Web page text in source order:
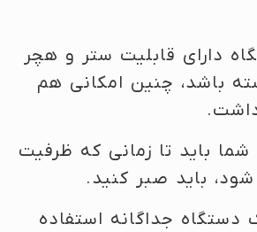
دارای قابلیت ستر و هچر
باشد، چنین امکانی هم
باید تا زمانی که ظرفیت
باید صبر کنید.
دستگاه جداگانه استفاده